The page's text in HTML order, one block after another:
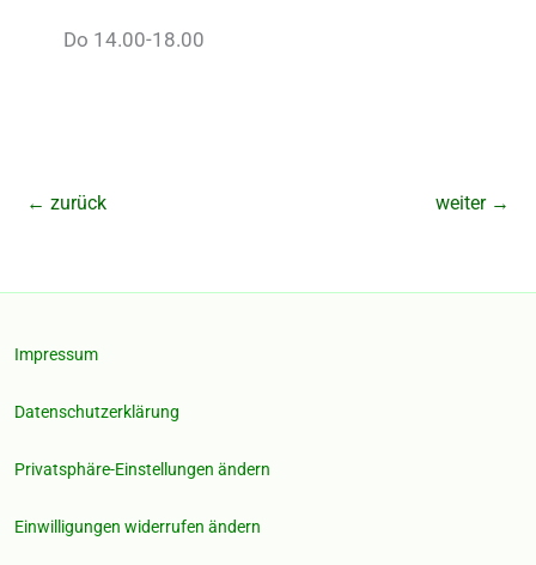
Do 14.00-18.00
← zurück weiter →
Impressum
Datenschutzerklärung
Privatsphäre-Einstellungen ändern
Einwilligungen widerrufen ändern